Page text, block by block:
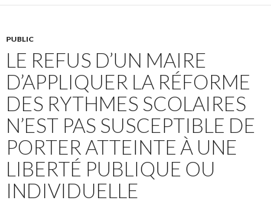
PUBLIC
LE REFUS D’UN MAIRE
D’APPLIQUER LA RÉFORME
DES RYTHMES SCOLAIRES
N’EST PAS SUSCEPTIBLE DE
PORTER ATTEINTE À UNE
LIBERTÉ PUBLIQUE OU
INDIVIDUELLE